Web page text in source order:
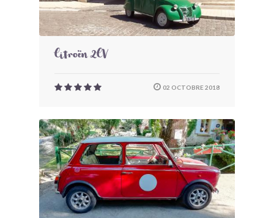
Citroën 2CV
02 OCTOBRE 2018